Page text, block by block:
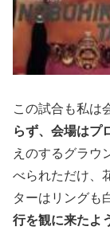
この試合も私は
らず、会場はプ
えのするグラウ
べられただけ、
ターはリングも
行を観に来たよ